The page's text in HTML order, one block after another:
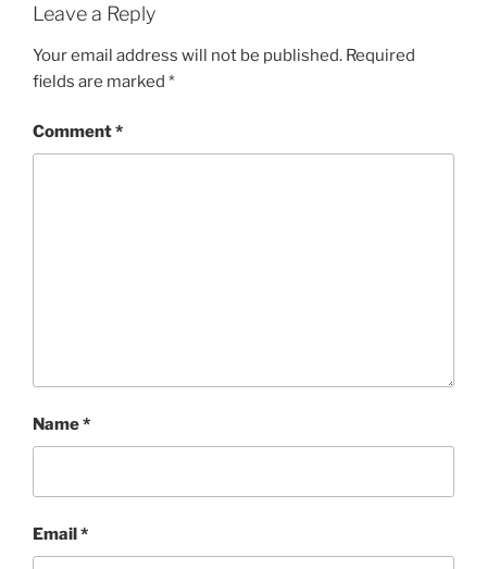
Leave a Reply
Your email address will not be published. Required
fields are marked *
Comment*
Name*
Email *